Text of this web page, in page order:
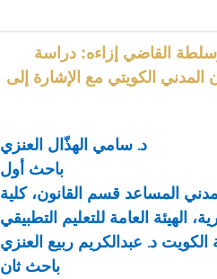
القاضي إزاءه: دراسة
المدني الكويتي مع الإشارة إلى
د. سامي الهذّال العنزي
باحث أول
المساعد قسم القانون، كلية
الهيئة العامة للتعليم التطبيقي
الكويت د. عبدالكريم ربيع العنزي
باحث ثان